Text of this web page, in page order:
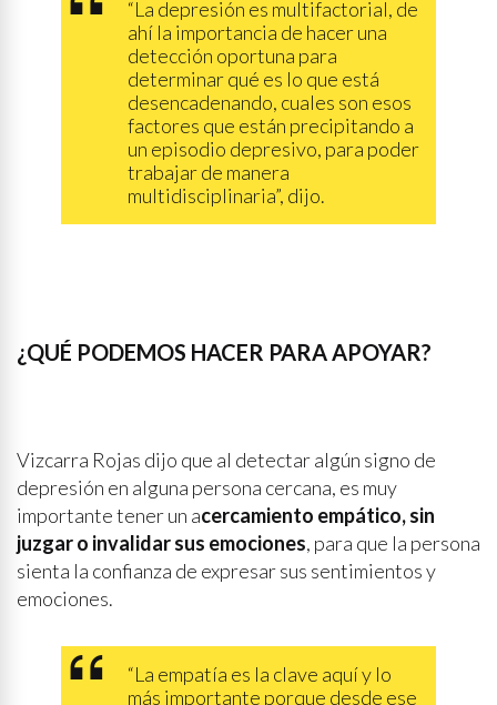
“La depresión es multifactorial, de
ahí la importancia de hacer una
detección oportuna para
determinar qué es lo que está
desencadenando, cuales son esos
factores que están precipitando a
un episodio depresivo, para poder
trabajar de manera
multidisciplinaria”, dijo.
¿QUÉ PODEMOS HACER PARA APOYAR?
Vizcarra Rojas dijo que al detectar algún signo de
depresión en alguna persona cercana, es muy
importante tener un acercamiento empático, sin
juzgar o invalidar sus emociones, para que la persona
sienta la confianza de expresar sus sentimientos y
emociones.
“La empatía es la clave aquí y lo
más importante porque desde ese